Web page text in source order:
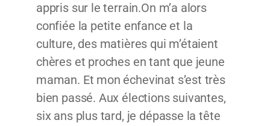
appris sur le terrain.On m’a alors
confiée la petite enfance et la
culture, des matières qui m’étaient
chères et proches en tant que jeune
maman. Et mon échevinat s’est très
bien passé. Aux élections suivantes,
six ans plus tard, je dépasse la tête